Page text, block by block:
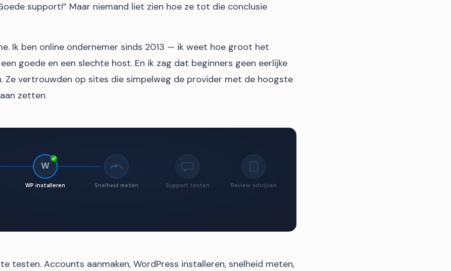
support!” Maar niemand liet zien hoe ze tot die conclusie
Ik ben online ondernemer sinds 2013 — ik weet hoe groot het
goede en een slechte host. En ik zag dat beginners geen eerlijke
Ze vertrouwden op sites die simpelweg de provider met de hoogste
zetten.
W
WP installeren Snelheid meten Support testen Review schrijven
testen. Accounts aanmaken, WordPress installeren, snelheid meten,